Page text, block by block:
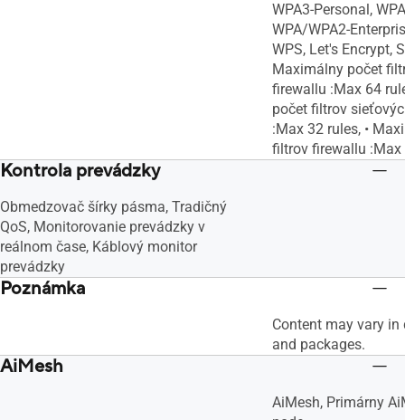
WPA3-Personal,
WPA/WPA2-
WPS, Let's Encrypt,
Maximálny počet
firewallu :Max 64
počet filtrov
:Max 32 rules, •
filtrov firewallu :Max
Kontrola prevádzky
Obmedzovač šírky pásma, Tradičný
QoS, Monitorovanie prevádzky v
reálnom čase, Káblový monitor
prevádzky
Poznámka
Content may vary
and packages.
AiMesh
AiMesh, Primárny